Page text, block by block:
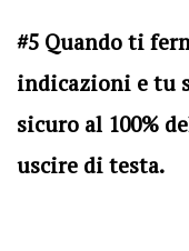
#5 Quando ti
indicazioni e tu
sicuro al 100%
uscire di testa.